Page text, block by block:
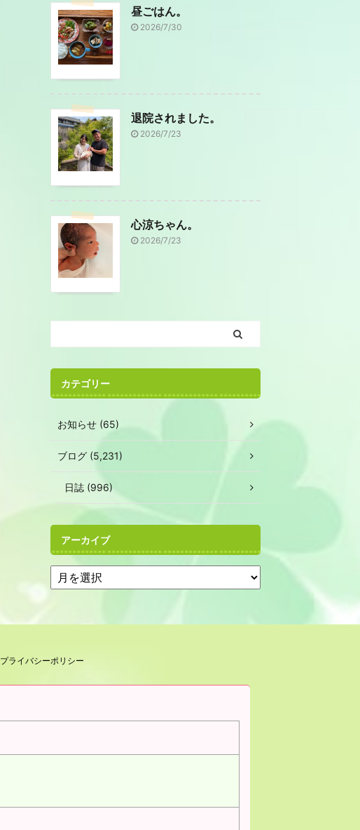
昼ごはん。
2026/7/30
退院されました。
2026/7/23
心涼ちゃん。
2026/7/23
カテゴリー
お知らせ (65)
ブログ (5,231)
日誌 (996)
アーカイブ
プライバシーポリシー